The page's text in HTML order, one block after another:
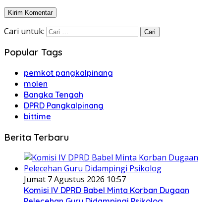
Cari untuk:
Popular Tags
pemkot pangkalpinang
molen
Bangka Tengah
DPRD Pangkalpinang
bittime
Berita Terbaru
Jumat 7 Agustus 2026 10:57
Komisi IV DPRD Babel Minta Korban Dugaan